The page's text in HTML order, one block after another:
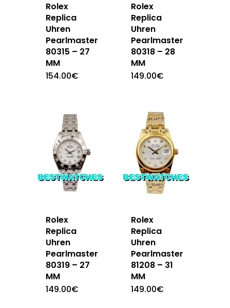
Rolex
Replica
Uhren
Pearlmaster
80315 – 27
MM
154.00€
Rolex
Replica
Uhren
Pearlmaster
80318 – 28
MM
149.00€
Rolex
Replica
Uhren
Pearlmaster
80319 – 27
MM
149.00€
Rolex
Replica
Uhren
Pearlmaster
81208 – 31
MM
149.00€